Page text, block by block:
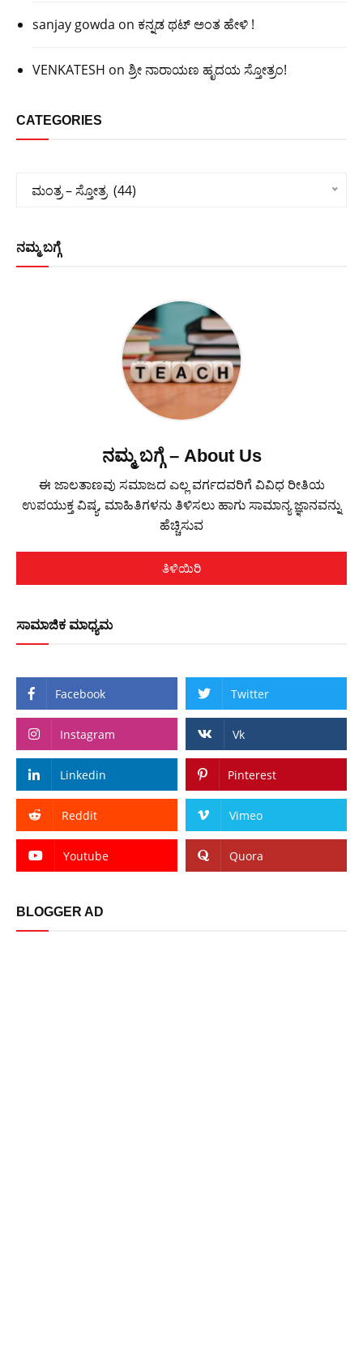
sanjay gowda on ಕನ್ನಡ ಥಟ್ ಅಂತ ಹೇಳಿ !
VENKATESH on ಶ್ರೀ ನಾರಾಯಣ ಹೃದಯ ಸ್ತೋತ್ರಂ!
CATEGORIES
Categories
ಮಂತ್ರ – ಸ್ತೋತ್ರ  (44)
ನಮ್ಮ ಬಗ್ಗೆ
ನಮ್ಮ ಬಗ್ಗೆ – About Us
ಈ ಜಾಲತಾಣವು ಸಮಾಜದ ಎಲ್ಲ ವರ್ಗದವರಿಗೆ ವಿವಿಧ ರೀತಿಯ
ಉಪಯುಕ್ತ ವಿಷ್ಯ, ಮಾಹಿತಿಗಳನು ತಿಳಿಸಲು ಹಾಗು ಸಾಮಾನ್ಯ ಜ್ಞಾನವನ್ನು
ಹೆಚ್ಚಿಸುವ
ತಿಳಿಯಿರಿ
ಸಾಮಾಜಿಕ ಮಾಧ್ಯಮ
Facebook Twitter
Instagram Vk
Linkedin Pinterest
Reddit Vimeo
Youtube Quora
BLOGGER AD